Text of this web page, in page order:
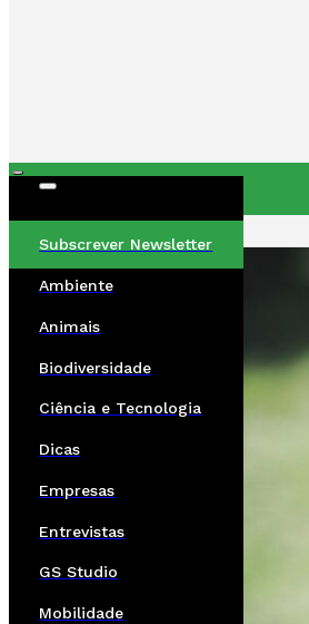
Subscrever Newsletter
Ambiente
Animais
Biodiversidade
Ciência e Tecnologia
Dicas
Empresas
Entrevistas
GS Studio
Mobilidade